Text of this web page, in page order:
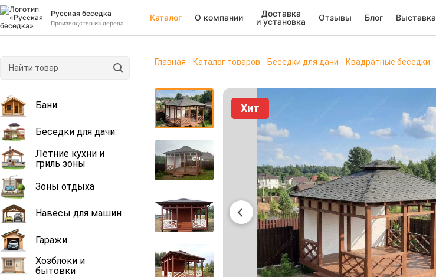
Русская беседка
Производство из дерева
Каталог О компании
Доставка
и установка
Отзывы Блог Выставка
Бани
Беседки для дачи
Летние кухни и
гриль зоны
Зоны отдыха
Навесы для машин
Гаражи
Хозблоки и
бытовки
Главная Каталог товаров Беседки для дачи Квадратные беседки
Хит